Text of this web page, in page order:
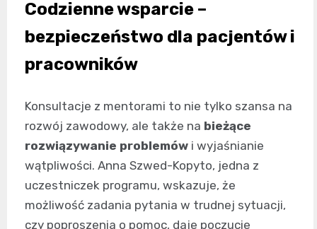
Codzienne wsparcie –
bezpieczeństwo dla pacjentów i
pracowników
Konsultacje z mentorami to nie tylko szansa na
rozwój zawodowy, ale także na bieżące
rozwiązywanie problemów i wyjaśnianie
wątpliwości. Anna Szwed-Kopyto, jedna z
uczestniczek programu, wskazuje, że
możliwość zadania pytania w trudnej sytuacji,
czy poproszenia o pomoc, daje poczucie